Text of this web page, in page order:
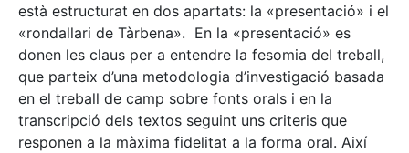
està estructurat en dos apartats: la «presentació» i el
«rondallari de Tàrbena». En la «presentació» es
donen les claus per a entendre la fesomia del treball,
que parteix d’una metodologia d’investigació basada
en el treball de camp sobre fonts orals i en la
transcripció dels textos seguint uns criteris que
responen a la màxima fidelitat a la forma oral. Així